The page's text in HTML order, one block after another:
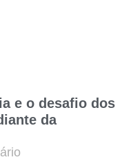
e o desafio dos
da